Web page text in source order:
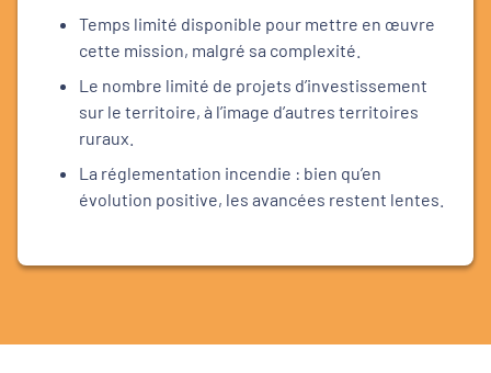
Temps limité disponible pour mettre en œuvre
cette mission, malgré sa complexité.
Le nombre limité de projets d’investissement
sur le territoire, à l’image d’autres territoires
ruraux.
La réglementation incendie : bien qu’en
évolution positive, les avancées restent lentes.